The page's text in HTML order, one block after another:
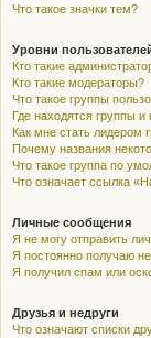
Что такое значки тем?
Уровни
Кто такие
Кто такие модераторы?
Что такое группы
Где находятся группы и
Как мне стать лидером
Почему названия
Что такое группа по
Что означает ссылка
Личные сообщения
Я не могу отправить
Я постоянно получаю
Я получил спам или
Друзья и недруги
Что означают списки